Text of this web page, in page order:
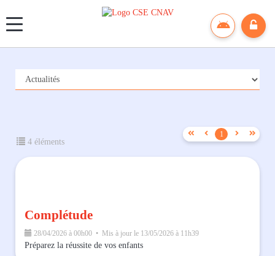
4 éléments
  1  
Complétude
28/04/2026 à 00h00 • Mis à jour le 13/05/2026 à 11h39
Préparez la réussite de vos enfants
Panneau de gestion des cookies